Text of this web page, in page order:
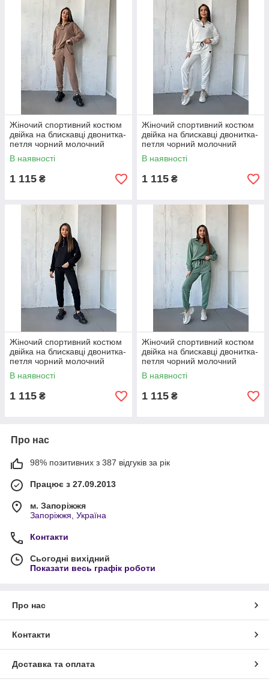
Жіночий спортивний костюм
двійка на блискавці двонитка-
петля чорний молочний
графіт капучино бежевий
оливковий S-XL 50-56
В наявності
1 115 ₴
Жіночий спортивний костюм
двійка на блискавці двонитка-
петля чорний молочний
графіт капучино бежевий
оливковий S-XL 50-56
В наявності
1 115 ₴
Жіночий спортивний костюм
двійка на блискавці двонитка-
петля чорний молочний
графіт капучино бежевий
оливковий S-XL 50-56
В наявності
1 115 ₴
Жіночий спортивний костюм
двійка на блискавці двонитка-
петля чорний молочний
графіт капучино бежевий
оливковий S-XL 50-56
В наявності
1 115 ₴
Про нас
98% позитивних з 387 відгуків за рік
Працює з 27.09.2013
м. Запоріжжя
Запоріжжя, Україна
Контакти
Сьогодні вихідний
Показати весь графік роботи
Про нас
Контакти
Доставка та оплата